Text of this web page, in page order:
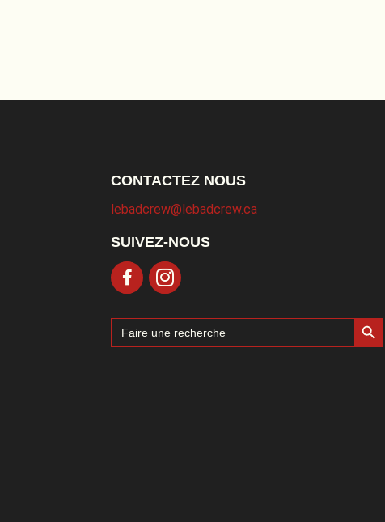
CONTACTEZ NOUS
lebadcrew@lebadcrew.ca
SUIVEZ-NOUS
Search
for:
Search Button